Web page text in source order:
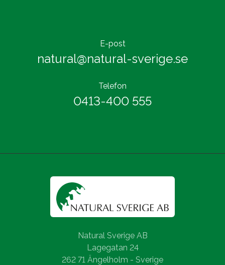
E-post
natural@natural-sverige.se
Telefon
0413-400 555
Natural Sverige AB
Lagegatan 24
262 71 Ängelholm - Sverige